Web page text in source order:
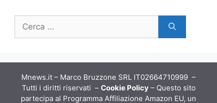
Ricerca
Mnews.it – Marco Bruzzone SRL IT02664710999 –
Tutti i diritti riservati – Cookie Policy– Questo sito
partecipa al Programma Affiliazione Amazon EU, un